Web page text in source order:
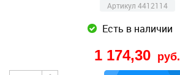
Артикул 4412114
Есть в наличии
1 174,30 руб.